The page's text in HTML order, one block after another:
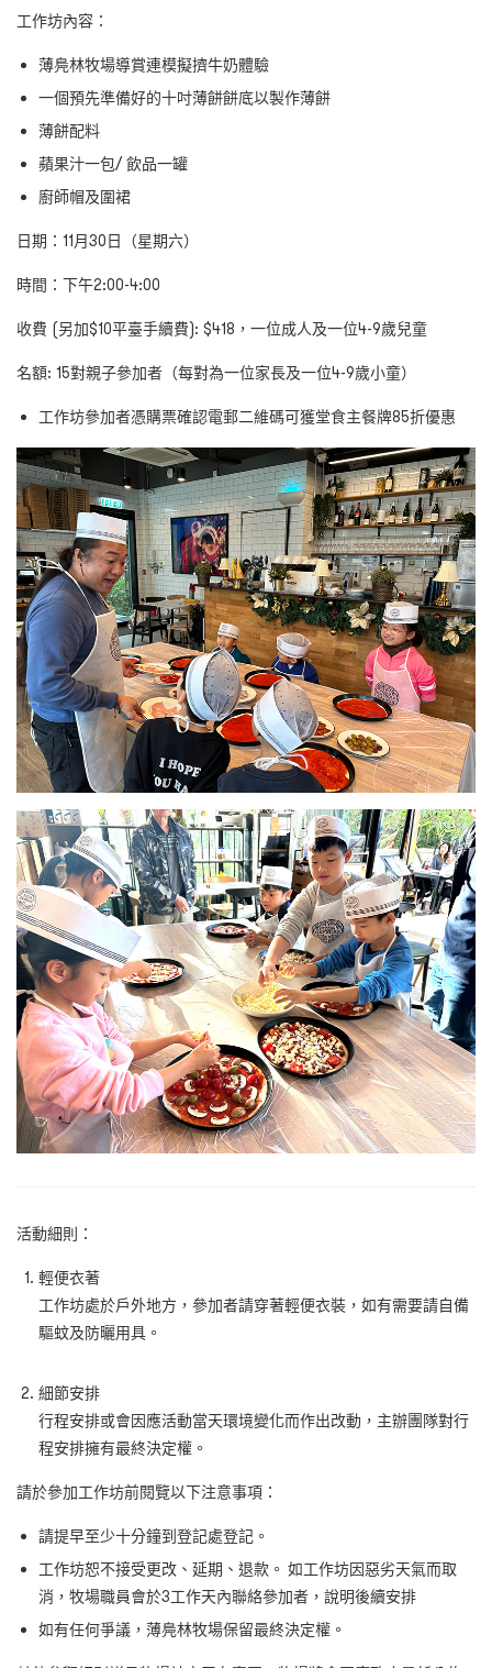
工作坊內容：
薄鳧林牧場導賞連模擬擠牛奶體驗
一個預先準備好的十吋薄餅餅底以製作薄餅
薄餅配料
蘋果汁一包/飲品一罐
廚師帽及圍裙
日期：11月30日（星期六）
時間：下午2:00-4:00
收費 (另加$10平臺手續費): $418 ，一位成人及一位4-9歲兒童
名額: 15對親子參加者（每對為一位家長及一位4-9歲小童）
工作坊參加者憑購票確認電郵二維碼可獲堂食主餐牌85折優惠
活動細則：
輕便衣著
工作坊處於戶外地方，參加者請穿著輕便衣裝，如有需要請自備
驅蚊及防曬用具。
細節安排
行程安排或會因應活動當天環境變化而作出改動，主辦團隊對行
程安排擁有最終決定權。
請於參加工作坊前閱覽以下注意事項：
請提早至少十分鐘到登記處登記。
工作坊恕不接受更改、延期、退款。 如工作坊因惡劣天氣而取
消，牧場職員會於3工作天內聯絡參加者，說明後續安排
如有任何爭議，薄鳧林牧場保留最終決定權。